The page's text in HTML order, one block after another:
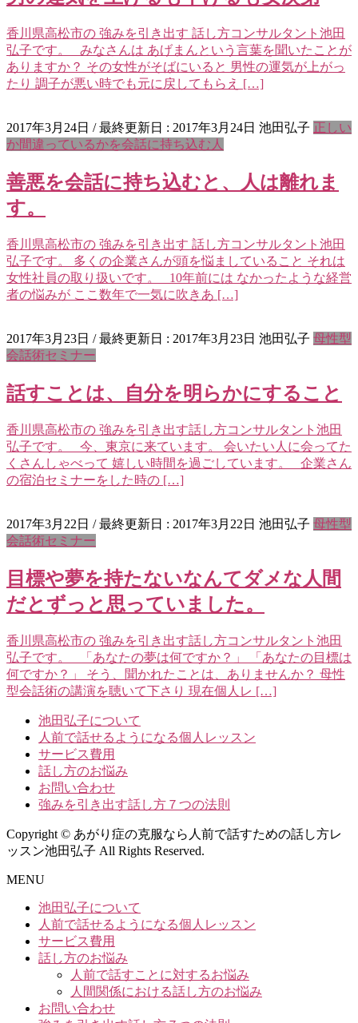
香川県高松市の 強みを引き出す 話し方コンサルタント池田
弘子です。 みなさんは あげまんという言葉を聞いたことが
ありますか？ その女性がそばにいると 男性の運気が上がっ
たり 調子が悪い時でも元に戻してもらえ […]
2017年3月24日 / 最終更新日 : 2017年3月24日 池田弘子 正しい
か間違っているかを会話に持ち込む人
善悪を会話に持ち込むと、人は離れま
す。
香川県高松市の 強みを引き出す 話し方コンサルタント池田
弘子です。 多くの企業さんが頭を悩ましていること それは
女性社員の取り扱いです。 10年前には なかったような経営
者の悩みが ここ数年で一気に吹きあ […]
2017年3月23日 / 最終更新日 : 2017年3月23日 池田弘子 母性型
会話術セミナー
話すことは、自分を明らかにすること
香川県高松市の 強みを引き出す話し方コンサルタント池田
弘子です。 今、東京に来ています。 会いたい人に会ってた
くさんしゃべって 嬉しい時間を過ごしています。 企業さん
の宿泊セミナーをした時の […]
2017年3月22日 / 最終更新日 : 2017年3月22日 池田弘子 母性型
会話術セミナー
目標や夢を持たないなんてダメな人間
だとずっと思っていました。
香川県高松市の 強みを引き出す話し方コンサルタント池田
弘子です。 「あなたの夢は何ですか？」 「あなたの目標は
何ですか？」 そう、聞かれたことは、ありませんか？ 母性
型会話術の講演を聴いて下さり 現在個人レ […]
池田弘子について
人前で話せるようになる個人レッスン
サービス費用
話し方のお悩み
お問い合わせ
強みを引き出す話し方７つの法則
Copyright © あがり症の克服なら人前で話すための話し方レ
ッスン池田弘子 All Rights Reserved.
MENU
池田弘子について
人前で話せるようになる個人レッスン
サービス費用
話し方のお悩み
人前で話すことに対するお悩み
人間関係における話し方のお悩み
お問い合わせ